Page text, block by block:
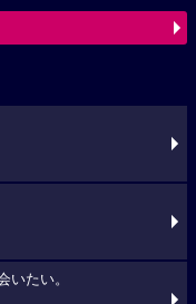
いたい。